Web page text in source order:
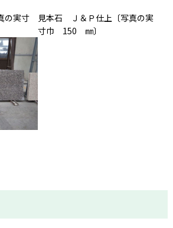
の実寸
見本石 Ｊ＆Ｐ仕上〔写真の実
寸巾 150 ㎜〕